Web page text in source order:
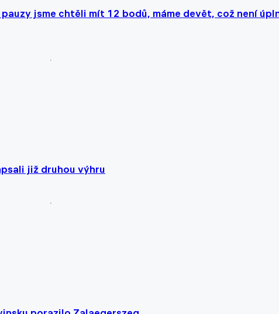
jsme chtěli mít 12 bodů, máme devět, což není
již druhou výhru